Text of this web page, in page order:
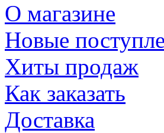
О магазине
Новые
Хиты продаж
Как заказать
Доставка